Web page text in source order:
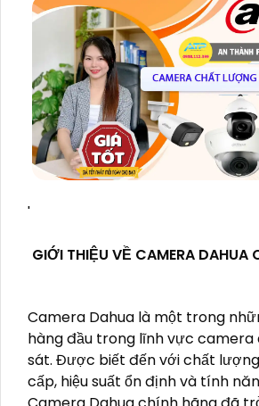
'
GIỚI THIỆU VỀ CAMERA DAHUA
Camera Dahua là một trong
hàng đầu trong lĩnh vực camera
sát. Được biết đến với chất
cấp, hiệu suất ổn định và tính